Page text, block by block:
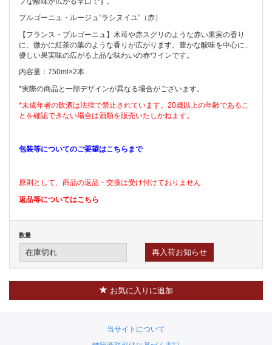
ブルゴーニュ・ルージュ”ラシヌイユ”（赤）
【フランス・ブルゴーニュ】木苺や赤スグリのような赤い果実の香り
に、微かに紅茶の葉のような香りが広がります。豊かな酸味を中心に、
優しい果実味の広がる上品な味わいの赤ワインです。
内容量：750ml×2本
*実際の商品と一部デザインが異なる場合がございます。
*未成年者の飲酒は法律で禁止されています。20歳以上の年齢であるこ
とを確認できない場合は酒類を販売いたしかねます。
包装等についてのご要望はこちらまで
原則として、商品の返品・交換は受け付けておりません
返品等についてはこちら
数量
再入荷お知らせ
お気に入りに追加
当サイトについて